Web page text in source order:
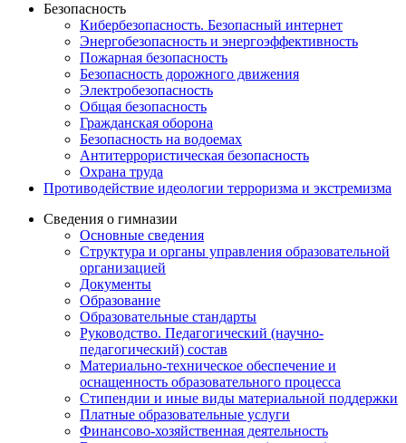
Безопасность
Кибербезопасность. Безопасный интернет
Энергобезопасность и энергоэффективность
Пожарная безопасность
Безопасность дорожного движения
Электробезопасность
Общая безопасность
Гражданская оборона
Безопасность на водоемах
Антитеррористическая безопасность
Охрана труда
Противодействие идеологии терроризма и экстремизма
Сведения о гимназии
Основные сведения
Структура и органы управления образовательной
организацией
Документы
Образование
Образовательные стандарты
Руководство. Педагогический (научно-
педагогический) состав
Материально-техническое обеспечение и
оснащенность образовательного процесса
Стипендии и иные виды материальной поддержки
Платные образовательные услуги
Финансово-хозяйственная деятельность